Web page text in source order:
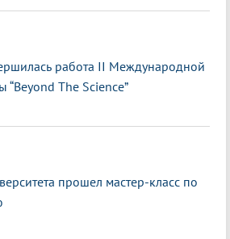
работа II Международной
“Beyond The Science”
прошел мастер-класс по